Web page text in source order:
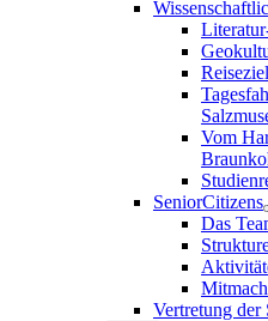
Vom
SeniorCitizens
Das
Vertretung der